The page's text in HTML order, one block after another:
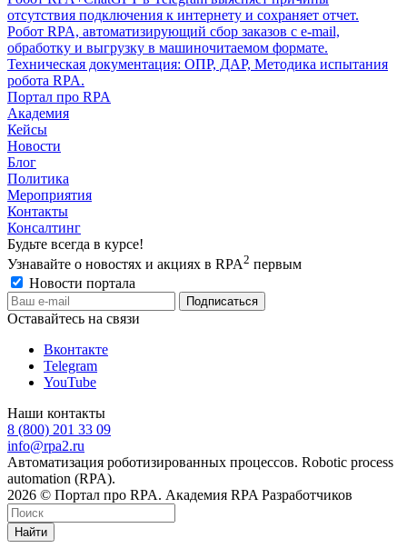
отсутствия подключения к интернету и сохраняет отчет.
Робот RPA, автоматизирующий сбор заказов с e-mail,
обработку и выгрузку в машиночитаемом формате.
Техническая документация: ОПР, ДАР, Методика испытания
робота RPA.
Портал про RPA
Академия
Кейсы
Новости
Блог
Политика
Мероприятия
Контакты
Консалтинг
Будьте всегда в курсе!
Узнавайте о новостях и акциях в RPA2 первым
Новости портала
Оставайтесь на связи
Вконтакте
Telegram
YouTube
Наши контакты
8 (800) 201 33 09
info@rpa2.ru
Автоматизация роботизированных процессов. Robotic process
automation (RPA).
2026 © Портал про RPA. Академия RPA Разработчиков
Найти